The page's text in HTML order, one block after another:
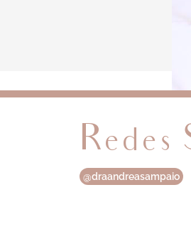
Redes
@draandreasampaio